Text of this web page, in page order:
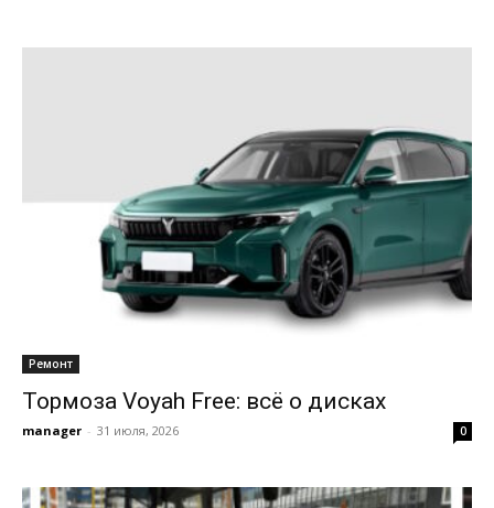
Ремонт
Тормоза Voyah Free: всё о дисках
manager - 31 июля, 2026 0